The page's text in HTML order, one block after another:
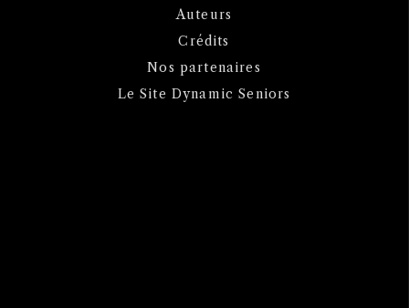
Auteurs
Crédits
Nos partenaires
Le Site Dynamic Seniors